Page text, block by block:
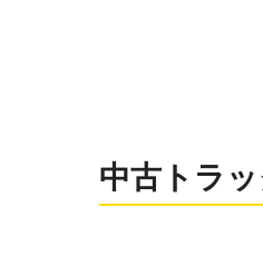
中古トラ